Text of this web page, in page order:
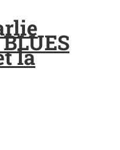
la